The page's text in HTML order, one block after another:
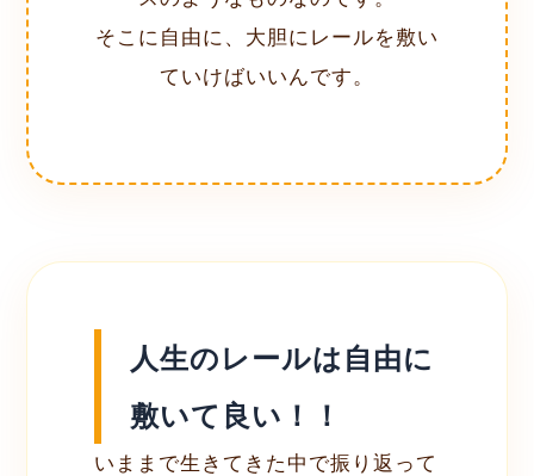
そこに自由に、大胆にレールを敷い
ていけばいいんです。
人生のレールは自由に
敷いて良い！！
いままで生きてきた中で振り返って